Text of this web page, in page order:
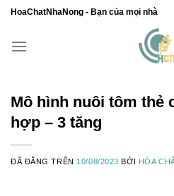
Chuyển
nội
HoaChatNhaNong - Bạn của mọi nhà
Mô hình nuôi tôm thẻ
hợp – 3 tăng
ĐÃ ĐĂNG TRÊN 10/08/2023 BỞI HÓA